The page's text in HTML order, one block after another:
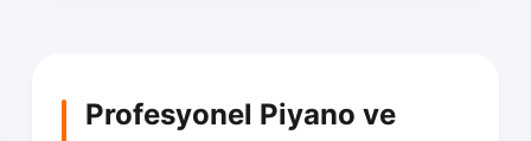
Profesyonel Piyano ve